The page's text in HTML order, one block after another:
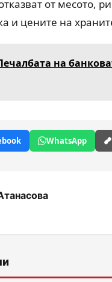
от месото,
и цените на
на
WhatsApp